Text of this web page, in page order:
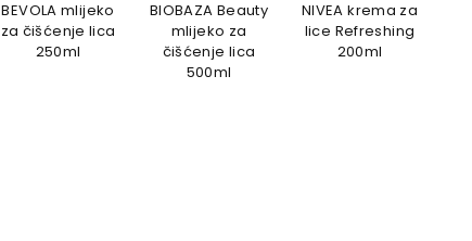
BEVOLA mlijeko
za čišćenje lica
250ml
BIOBAZA Beauty
mlijeko za
čišćenje lica
500ml
NIVEA krema za
lice Refreshing
200ml